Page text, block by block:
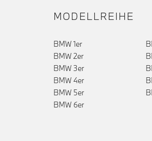
MODELLREIHE
BMW 1er
BMW 2er
BMW 3er
BMW 4er
BMW 5er
BMW 6er